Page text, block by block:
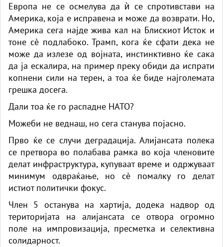
Европа не се осмелува да ѝ се спротивстави на
Америка, која е исправена и може да возврати. Но,
Америка сега најде жива кал на Блискиот Исток и
тоне сè подлабоко. Трамп, кога ќе сфати дека не
може да излезе од војната, инстинктивно ќе сака
да ја ескалира, на пример преку обиди да испрати
копнени сили на терен, а тоа ќе биде најголемата
грешка досега.
Дали тоа ќе го распадне НАТО?
Можеби не веднаш, но сега станува појасно.
Прво ќе се случи деградација. Алијансата полека
се претвора во полабава рамка во која членовите
делат инфраструктура, купуваат време и одржуваат
минимум одвраќање, но сè помалку го делат
истиот политички фокус.
Член 5 останува на хартија, додека надвор од
територијата на алијансата се отвора огромно
поле на импровизација, пресметка и селективна
солидарност.